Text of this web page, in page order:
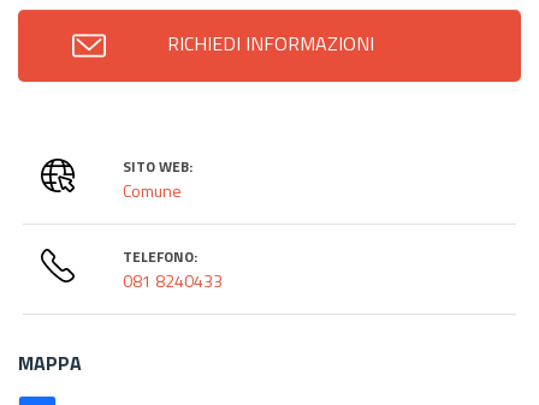
RICHIEDI INFORMAZIONI
SITO WEB:
Comune
TELEFONO:
081 8240433
MAPPA